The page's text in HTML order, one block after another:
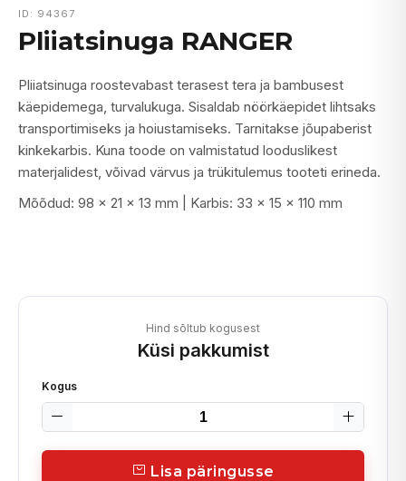
ID: 94367
Pliiatsinuga RANGER
Pliiatsinuga roostevabast terasest tera ja bambusest
käepidemega, turvalukuga. Sisaldab nöörkäepidet lihtsaks
transportimiseks ja hoiustamiseks. Tarnitakse jõupaberist
kinkekarbis. Kuna toode on valmistatud looduslikest
materjalidest, võivad värvus ja trükitulemus tooteti erineda.
Mõõdud: 98 x 21 x 13 mm | Karbis: 33 x 15 x 110 mm
Hind sõltub kogusest
Küsi pakkumist
Kogus
Lisa päringusse